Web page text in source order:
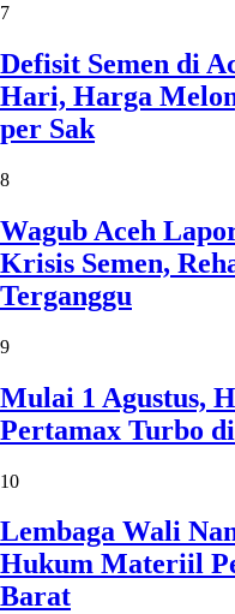
7
Defisit Semen di
Hari, Harga
per Sak
8
Wagub Aceh
Krisis Semen,
Terganggu
9
Mulai 1 Agustus,
Pertamax Turbo
10
Lembaga Wali
Hukum Materiil
Barat